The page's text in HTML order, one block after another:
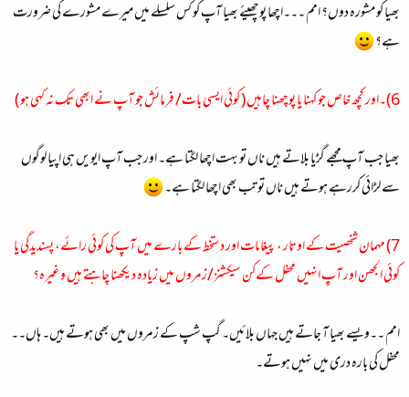
بھیا کو مشورہ دوں؟ امم ۔۔۔اچھا پوچھیئے بھیا آپ کو کس سلسلے میں میرے مشورے کی ضرورت
ہے؟
6)۔اور کچھ خاص جو کہنا یا پوچھنا چاہیں ( کوئی ایسی بات/ فرمائش جو آپ نے ابھی تک نہ کہی ہو )
بھیا جب آپ مجھے گڑیا بلاتے ہیں ناں تو بہت اچھا لگتا ہے۔ اور جب آپ ایویں ہی اپیا لوگوں
سے لڑائی کررہے ہوتے ہیں ناں تو تب بھی اچھا لگتا ہے۔
7) مہمان شخصیت کے اوتار ، پیغامات اور دستخط کے بارے میں آپ کی کوئی رائے، پسندیدگی یا
کوئی الجھن اور آپ انہیں محفل کےکن سیکشنز/زمروں میں زیادہ دیکھنا چاہتے ہیں وغیرہ؟
امم ۔۔ویسے بھیا آ جاتے ہیں جہاں بلائیں۔ گپ شپ کے زمروں میں بھی ہوتے ہیں۔ ہاں۔۔
محفل کی بارہ دری میں نہیں ہوتے۔